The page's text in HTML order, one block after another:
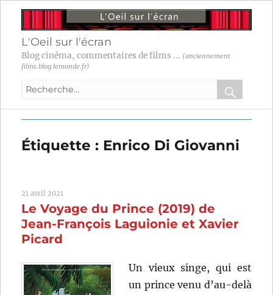
L'Oeil sur l'écran
Blog cinéma, commentaires de films ... (anciennement
films.blog.lemonde.fr)
Recherche
:
OK
Étiquette : Enrico Di Giovanni
21 avril 2021
Le Voyage du Prince (2019) de
Jean-François Laguionie et Xavier
Picard
Un vieux singe, qui est
un prince venu d’au-delà